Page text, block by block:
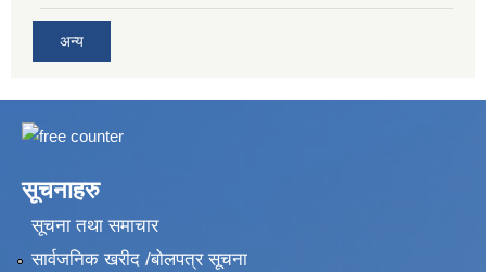
अन्य
सूचनाहरु
सूचना तथा समाचार
सार्वजनिक खरीद /बोलपत्र सूचना